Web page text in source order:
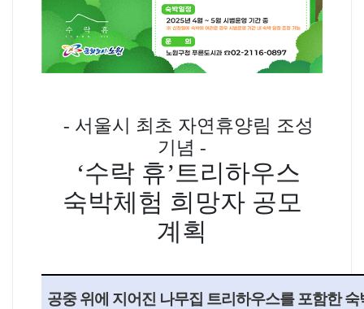
- 서울시 최초 자연휴양림 조성
기념 -
‘수락 휴’트리하우스
숙박체험 희망자 공모
계획
공중 위에 지어진 나무집 트리하우스를 포함한